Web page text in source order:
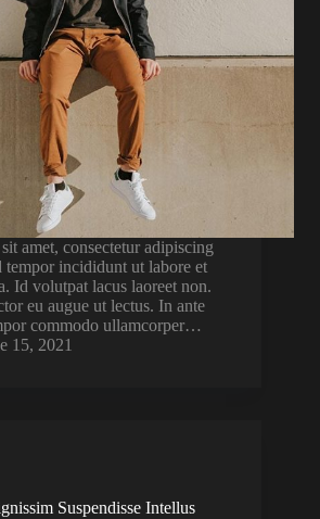
amet, consectetur adipiscing
tempor incididunt ut labore et
Id volutpat lacus laoreet non.
eu augue ut lectus. In ante
commodo ullamcorper…
15, 2021
Suspendisse Intellus